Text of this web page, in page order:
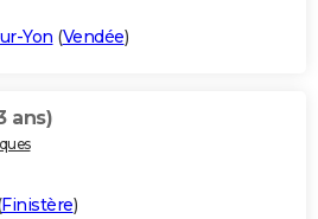
Yon (Vendée)
ans)
Finistère)